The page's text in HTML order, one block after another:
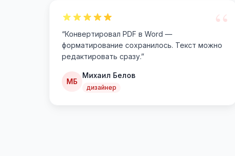
“
“Конвертировал PDF в Word —
форматирование сохранилось. Текст можно
редактировать сразу.”
МБ
Михаил Белов
дизайнер